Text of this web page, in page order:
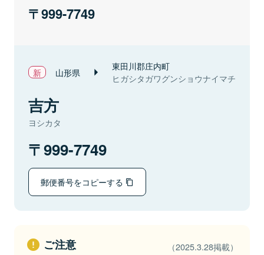
999-7749
山形県 東田川郡庄内町
ヒガシタガワグンショウナイマチ
吉方
ヨシカタ
999-7749
郵便番号をコピーする
ご注意 （2025.3.28掲載）